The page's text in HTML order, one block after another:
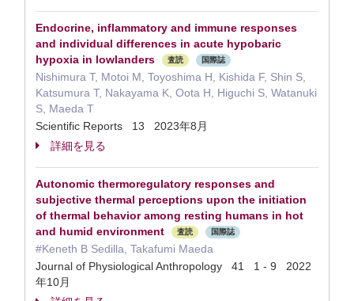
Endocrine, inflammatory and immune responses
and individual differences in acute hypobaric
hypoxia in lowlanders
査読 国際誌
Nishimura T, Motoi M, Toyoshima H, Kishida F, Shin S,
Katsumura T, Nakayama K, Oota H, Higuchi S, Watanuki
S, Maeda T
Scientific Reports 13 2023年8月
詳細を見る
Autonomic thermoregulatory responses and
subjective thermal perceptions upon the initiation
of thermal behavior among resting humans in hot
and humid environment
査読 国際誌
#Keneth B Sedilla, Takafumi Maeda
Journal of Physiological Anthropology 41 1 - 9 2022
年10月